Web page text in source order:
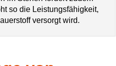
so die Leistungsfähigkeit,
versorgt wird.